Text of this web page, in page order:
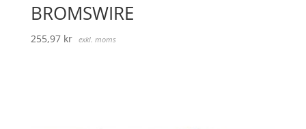
BROMSWIRE
255,97 kr exkl. moms